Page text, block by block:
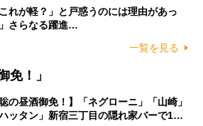
れが軽？」と戸惑うのには理由があっ
さらなる躍進…
一覧を見る
免！」
聡の昼酒御免！】「ネグローニ」「山崎」
ハッタン」新宿三丁目の隠れ家バーで1…